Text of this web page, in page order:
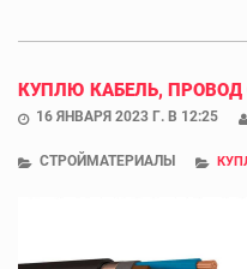
КУПЛЮ КАБЕЛЬ, ПРОВОД
16 ЯНВАРЯ 2023 Г. В 12:25
СТРОЙМАТЕРИАЛЫ